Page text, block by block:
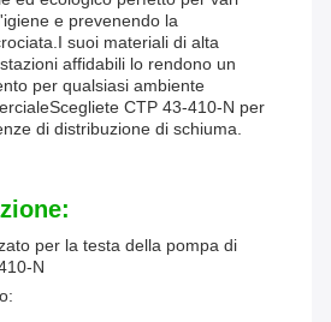
e prevenendo la
suoi materiali di alta
affidabili lo rendono un
per qualsiasi ambiente
CTP 43-410-N per
di distribuzione di schiuma.
per la testa della pompa di
N